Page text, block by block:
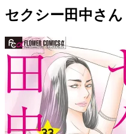
セクシー田中さ